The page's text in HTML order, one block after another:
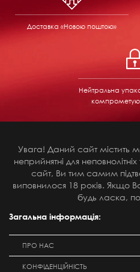
Доставка «Новою поштою»
Нейтральна
Увага! Даний сайт містить
неприйнятні для
сайт, Ви тим самим
виповнилося 18 років. Якщо
будь ласка,
Загальна інформація:
ПРО НАС
КОНФІДЕНЦІЙНІСТЬ